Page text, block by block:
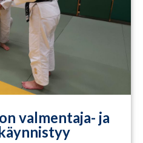
valmentaja- ja